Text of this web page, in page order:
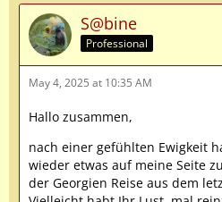
S@bine
Professional
May 4, 2025 at 10:35 AM
Hallo zusammen,
nach einer gefühlten Ewigkeit
wieder etwas auf meine Seite
der Georgien Reise aus dem